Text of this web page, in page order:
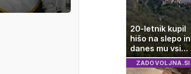
20-letnik kupil
hišo na slepo in
danes mu vsi
zavidajo
ZADOVOLJNA.SI